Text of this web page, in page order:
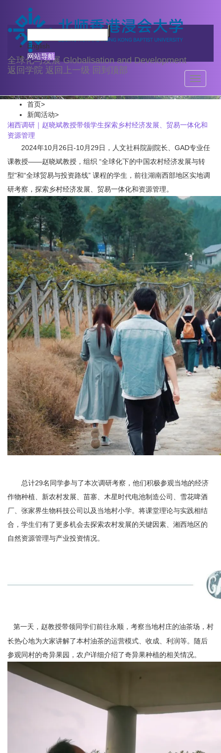
全球化与发展 Globalisation and Development
返回学院 返回上一级 回到顶部
English
网站导航
Toggle
首页>
新闻活动>
湘西调研｜赵晓斌教授带领学生探索乡村经济发展、贸易一体化和
资源管理
2024年10月26日-10月29日，人文社科院副院长、GAD专业任
课教授——赵晓斌教授，组织 “全球化下的中国农村经济发展与转
型"和“全球贸易与投资路线” 课程的学生，前往湖南西部地区实地调
研考察，探索乡村经济发展、贸易一体化和资源管理。
总计29名同学参与了本次调研考察，他们积极参观当地的经济
作物种植、新农村发展、苗寨、木星时代电池制造公司、雪花啤酒
厂、张家界生物科技公司以及当地村小学。将课堂理论与实践相结
合，学生们有了更多机会去探索农村发展的关键因素、湘西地区的
自然资源管理与产业投资情况。
第一天，赵教授带领同学们前往永顺，考察当地村庄的油茶场，村
长热心地为大家讲解了本村油茶的运营模式、收成、利润等。随后
参观同村的奇异果园，农户详细介绍了奇异果种植的相关情况。